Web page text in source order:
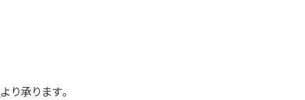
より承ります。